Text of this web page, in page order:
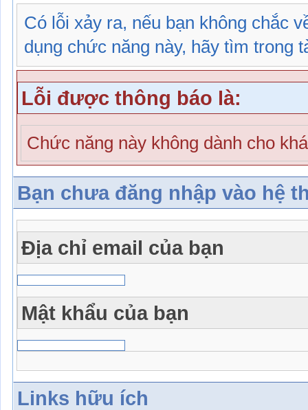
Có lỗi xảy ra, nếu bạn không chắc
dụng chức năng này, hãy tìm trong
Lỗi được thông báo là:
Chức năng này không dành cho
Bạn chưa đăng nhập vào hệ
Địa chỉ email của bạn
Mật khẩu của bạn
Links hữu ích